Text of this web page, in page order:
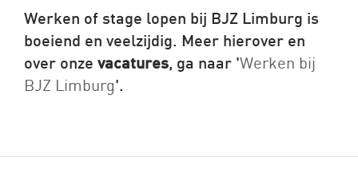
Werken of stage lopen bij BJZ Limburg is
boeiend en veelzijdig. Meer hierover en
over onze vacatures, ga naar 'Werken bij
BJZ Limburg'.